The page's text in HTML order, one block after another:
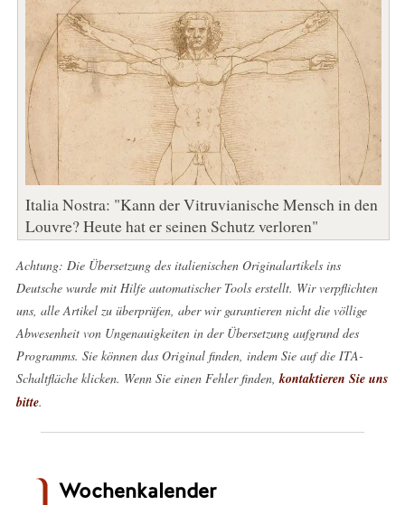
Italia Nostra: "Kann der Vitruvianische Mensch in den
Louvre? Heute hat er seinen Schutz verloren"
Achtung: Die Übersetzung des italienischen Originalartikels ins
Deutsche wurde mit Hilfe automatischer Tools erstellt. Wir verpflichten
uns, alle Artikel zu überprüfen, aber wir garantieren nicht die völlige
Abwesenheit von Ungenauigkeiten in der Übersetzung aufgrund des
Programms. Sie können das Original finden, indem Sie auf die ITA-
Schaltfläche klicken. Wenn Sie einen Fehler finden, kontaktieren Sie uns
bitte.
Wochenkalender